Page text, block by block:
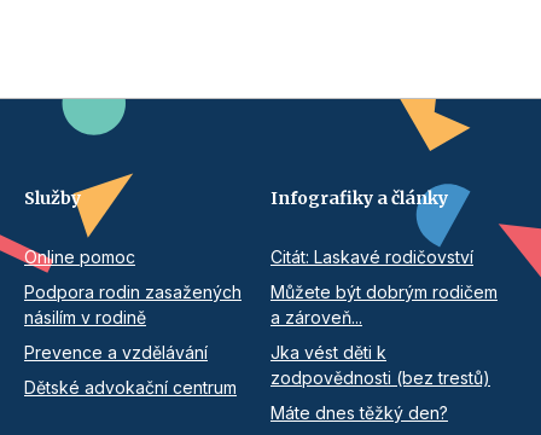
Služby
Online pomoc
Podpora rodin zasažených
násilím v rodině
Prevence a vzdělávání
Dětské advokační centrum
Infografiky a články
Citát: Laskavé rodičovství
Můžete být dobrým rodičem
a zároveň...
Jka vést děti k
zodpovědnosti (bez trestů)
Máte dnes těžký den?